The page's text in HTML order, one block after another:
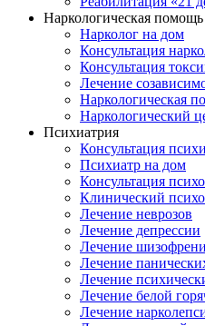
Наркологическая помощь
Нарколог на дом
Консультация
Консультация
Лечение
Наркологическая
Наркологический
Психиатрия
Консультация
Психиатр на дом
Консультация
Клинический
Лечение неврозов
Лечение депрессии
Лечение
Лечение
Лечение
Лечение белой
Лечение